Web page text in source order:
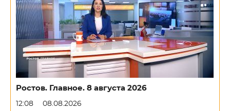
Ростов. Главное. 8 августа 2026
12:08 08.08.2026